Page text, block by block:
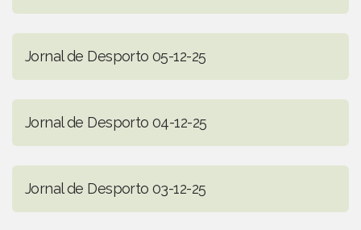
Jornal de Desporto 05-12-25
Jornal de Desporto 04-12-25
Jornal de Desporto 03-12-25